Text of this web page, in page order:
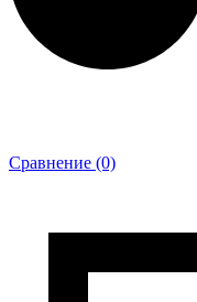
Сравнение (0)